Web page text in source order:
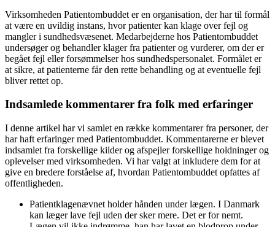
Virksomheden Patientombuddet er en organisation, der har til formål
at være en uvildig instans, hvor patienter kan klage over fejl og
mangler i sundhedsvæsenet. Medarbejderne hos Patientombuddet
undersøger og behandler klager fra patienter og vurderer, om der er
begået fejl eller forsømmelser hos sundhedspersonalet. Formålet er
at sikre, at patienterne får den rette behandling og at eventuelle fejl
bliver rettet op.
Indsamlede kommentarer fra folk med erfaringer
I denne artikel har vi samlet en række kommentarer fra personer, der
har haft erfaringer med Patientombuddet. Kommentarerne er blevet
indsamlet fra forskellige kilder og afspejler forskellige holdninger og
oplevelser med virksomheden. Vi har valgt at inkludere dem for at
give en bredere forståelse af, hvordan Patientombuddet opfattes af
offentligheden.
Patientklagenævnet holder hånden under lægen. I Danmark
kan læger lave fejl uden der sker mere. Det er for nemt.